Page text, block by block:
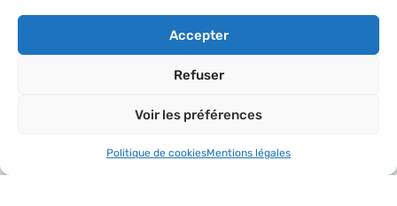
Accepter
Refuser
Voir les préférences
Politique de cookiesMentions légales
Rencontres
Activités et
réseau